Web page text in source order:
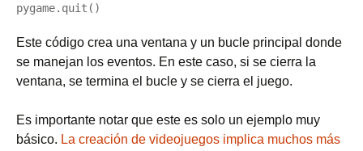
Este código crea una ventana y un bucle principal donde
se manejan los eventos. En este caso, si se cierra la
ventana, se termina el bucle y se cierra el juego.
Es importante notar que este es solo un ejemplo muy
básico. La creación de videojuegos implica muchos más